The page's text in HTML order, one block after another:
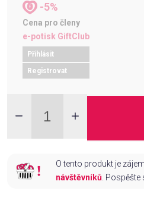
-5%
Cena pro členy
e-potisk GiftClub
Přihlásit
Registrovat
O tento produkt je
návštěvníků. Pospěšte